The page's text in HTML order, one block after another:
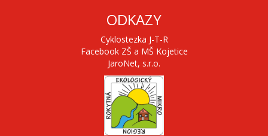
ODKAZY
Cyklostezka J-T-R
Facebook ZŠ a MŠ Kojetice
JaroNet, s.r.o.